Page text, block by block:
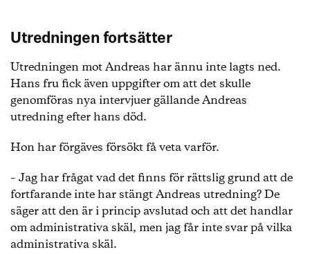
Utredningen fortsätter
Utredningen mot Andreas har ännu inte lagts ned.
Hans fru fick även uppgifter om att det skulle
genomföras nya intervjuer gällande Andreas
utredning efter hans död.
Hon har förgäves försökt få veta varför.
– Jag har frågat vad det finns för rättslig grund att de
fortfarande inte har stängt Andreas utredning? De
säger att den är i princip avslutad och att det handlar
om administrativa skäl, men jag får inte svar på vilka
administrativa skäl.